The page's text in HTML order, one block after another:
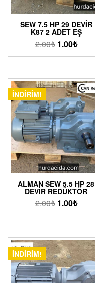
SEW 7.5 HP 29 DEVIR
K87 2 ADET EŞ
2.00₺ 1.00₺
İNDIRIM!
ALMAN SEW 5.5 HP 28
DEVIR REDÜKTÖR
2.00₺ 1.00₺
İNDIRIM!